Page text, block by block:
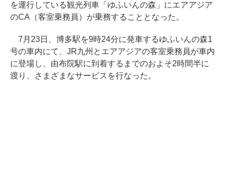
を運行している観光列車「ゆふいんの森」にエアアジア
のCA（客室乗務員）が乗務することとなった。
7月23日、博多駅を9時24分に発車するゆふいんの森1
号の車内にて、JR九州とエアアジアの客室乗務員が車内
に登場し、由布院駅に到着するまでのおよそ2時間半に
渡り、さまざまなサービスを行なった。